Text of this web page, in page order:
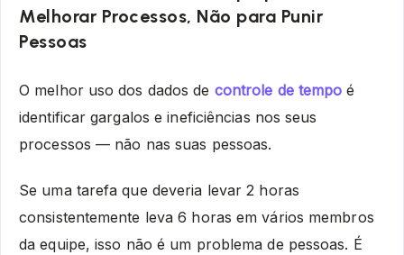
Melhorar Processos, Não para Punir
Pessoas
O melhor uso dos dados de controle de tempo é
identificar gargalos e ineficiências nos seus
processos — não nas suas pessoas.
Se uma tarefa que deveria levar 2 horas
consistentemente leva 6 horas em vários membros
da equipe, isso não é um problema de pessoas. É